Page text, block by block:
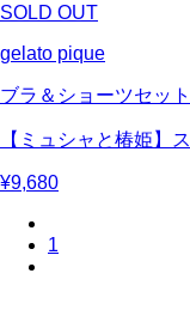
SOLD OUT
gelato pique
ブラ＆ショーツセット
【ミュシャと椿姫】
¥9,680
1